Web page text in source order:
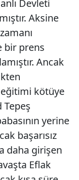
Devleti
Aksine
bir prens
Ancak
eğitimi kötüye
Tepeş
yerine
başarısız
daha girişen
Eflak